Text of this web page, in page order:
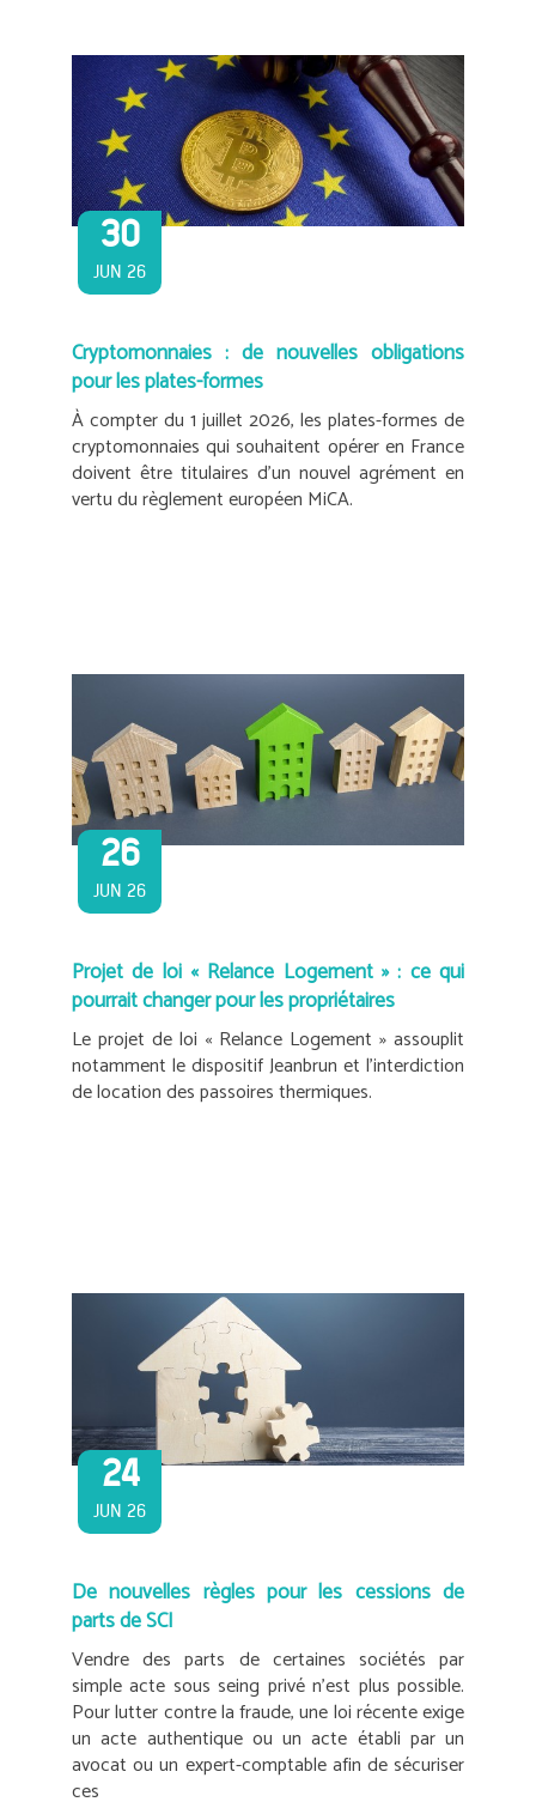
30
JUN 26
Cryptomonnaies : de nouvelles obligations
pour les plates-formes
À compter du 1 juillet 2026, les plates-formes de
cryptomonnaies qui souhaitent opérer en France
doivent être titulaires d’un nouvel agrément en
vertu du règlement européen MiCA.
26
JUN 26
Projet de loi « Relance Logement » : ce qui
pourrait changer pour les propriétaires
Le projet de loi « Relance Logement » assouplit
notamment le dispositif Jeanbrun et l’interdiction
de location des passoires thermiques.
24
JUN 26
De nouvelles règles pour les cessions de
parts de SCI
Vendre des parts de certaines sociétés par
simple acte sous seing privé n’est plus possible.
Pour lutter contre la fraude, une loi récente exige
un acte authentique ou un acte établi par un
avocat ou un expert-comptable afin de sécuriser
ces